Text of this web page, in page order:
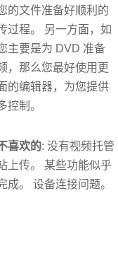
的文件准备好顺利的
过程。 另一方面，如
主要是为 DVD 准备
，那么您最好使用更
的编辑器，为您提供
控制。
喜欢的: 没有视频托管
上传。 某些功能似乎
成。 设备连接问题。